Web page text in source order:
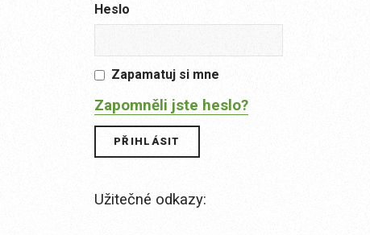
Heslo
Zapamatuj si mne
Zapomněli jste heslo?
Užitečné odkazy: